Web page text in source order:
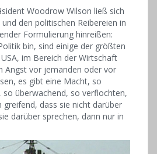
Woodrow Wilson ließ sich
den politischen Reibereien in
Formulierung hinreißen:
bin, sind einige der größten
im Bereich der Wirtschaft
Angst vor jemanden oder vor
es gibt eine Macht, so
so überwachend, so verflochten,
dass sie nicht darüber
darüber sprechen, dann nur in